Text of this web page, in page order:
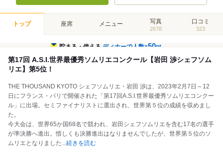
トップ 座席 メニュー 写真
2678
口コミ
323
貯まる・使えるディナーで人数×50pt
第17回 A.S.I.世界最優秀ソムリエコンクール【岩田 渉シェフソム
リエ】第5位！
THE THOUSAND KYOTO シェフソムリエ・岩田 渉は、2023年2月7日～12
日にフランス・パリで開催された「第17回A.S.I.世界最優秀ソムリエコンクー
ル」に出場。セミファイナリストに選出され、世界第５位の成績を収めまし
た。
今大会は、世界65か国68名で競われ、岩田シェフソムリエを含む17名の選手
が準決勝へ進出。惜しくも決勝進出はなりませんでしたが、世界第５位のソ
ムリエとなりました...続きを読む